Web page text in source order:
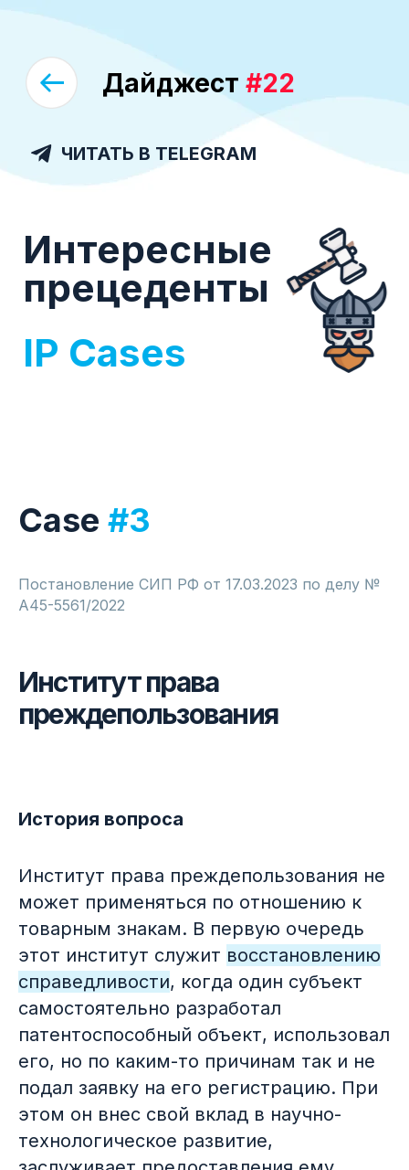
Интересные
IP Cases
Дайджест
ЧИТАТЬ В TELEGRAM
Case #3
Постановление СИП РФ от 17.03.2023 по делу №
А45-5561/2022
Институт права
преждепользования
История вопроса
Институт права преждепользования не
может применяться по отношению к
товарным знакам. В первую очередь
этот институт служит восстановлению
справедливости, когда один субъект
самостоятельно разработал
патентоспособный объект, использовал
его, но по каким-то причинам так и не
подал заявку на его регистрацию. При
этом он внес свой вклад в научно-
технологическое развитие,